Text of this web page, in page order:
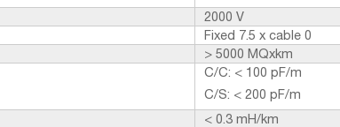
2000 V
Fixed 7.5 x cable 0
> 5000 MQxkm
C/C: < 100 pF/m
C/S: < 200 pF/m
< 0.3 mH/km